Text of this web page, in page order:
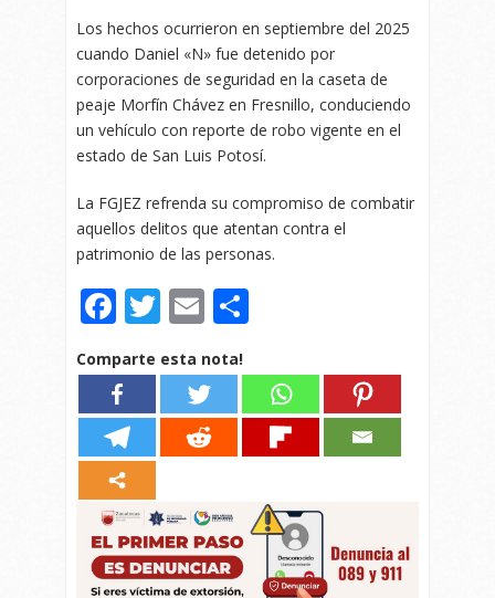
Los hechos ocurrieron en septiembre del 2025
cuando Daniel «N» fue detenido por
corporaciones de seguridad en la caseta de
peaje Morfín Chávez en Fresnillo, conduciendo
un vehículo con reporte de robo vigente en el
estado de San Luis Potosí.
La FGJEZ refrenda su compromiso de combatir
aquellos delitos que atentan contra el
patrimonio de las personas.
Facebook
Twitter
Email
Comparte esta nota!